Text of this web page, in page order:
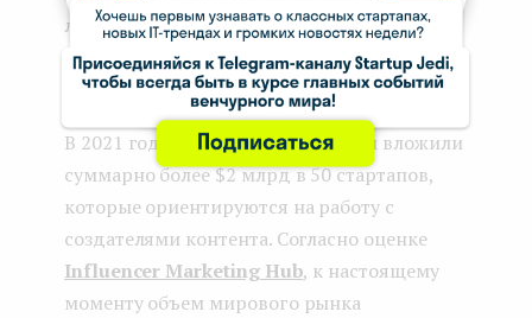
лет о креативной экономике заговорили
как о важном тренде рынка и новой стадии
развития общества.
В 2021 году венчурные инвесторы вложили
суммарно более $2 млрд в 50 стартапов,
которые ориентируются на работу с
создателями контента. Согласно оценке
Influencer Marketing Hub, к настоящему
моменту объем мирового рынка